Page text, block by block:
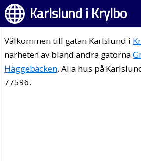
Karlslund i Krylbo
Välkommen till gatan Karlslund i
närheten av bland andra gatorna
Häggebäcken. Alla hus på
77596.